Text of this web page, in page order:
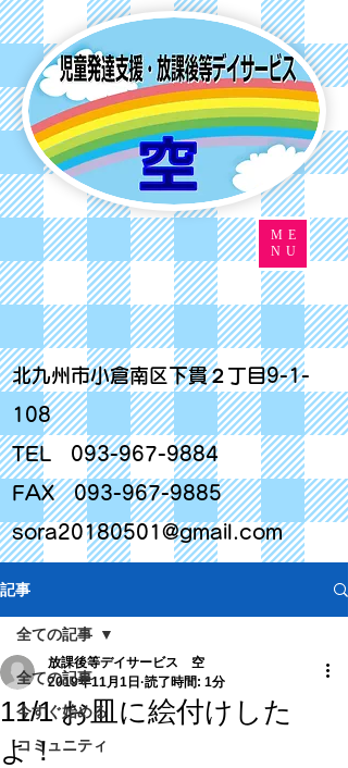
北九州市小倉南区下貫２丁目9-1-
108
TEL
093-967-9884
FAX093-967-9885
sora20180501@gmail.com
ME
NU
記事
全ての記事
今すぐ始める
コミュニティ
全ての記事
11/1 お皿に絵付けした
よ！
放課後等デイサービス 空
2019年11月1日 読了時間: 1分